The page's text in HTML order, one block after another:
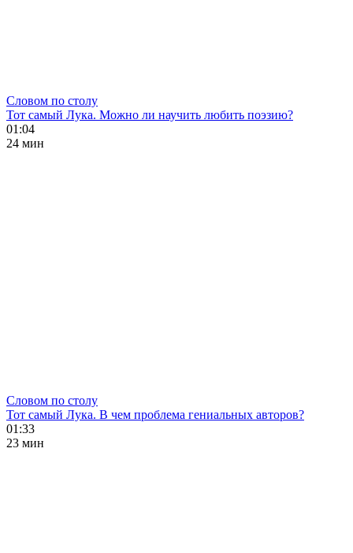
Словом по столу
Тот самый Лука. Можно ли научить любить поэзию?
01:04
24 мин
Словом по столу
Тот самый Лука. В чем проблема гениальных авторов?
01:33
23 мин